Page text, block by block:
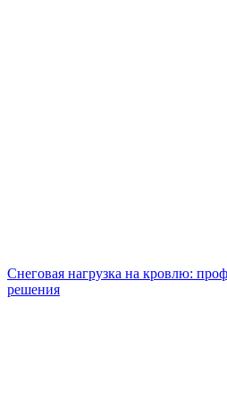
Снеговая нагрузка на кровлю:
решения